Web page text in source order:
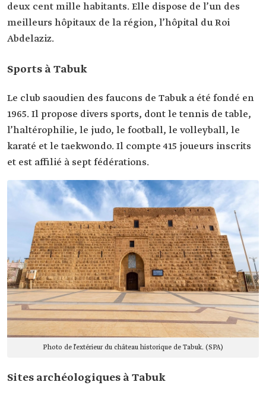
deux cent mille habitants. Elle dispose de l’un des
meilleurs hôpitaux de la région, l’hôpital du Roi
Abdelaziz.
Sports à Tabuk
Le club saoudien des faucons de Tabuk a été fondé en
1965. Il propose divers sports, dont le tennis de table,
l’haltérophilie, le judo, le football, le volleyball, le
karaté et le taekwondo. Il compte 415 joueurs inscrits
et est affilié à sept fédérations.
Photo de l’extérieur du château historique de Tabuk. (SPA)
Sites archéologiques à Tabuk